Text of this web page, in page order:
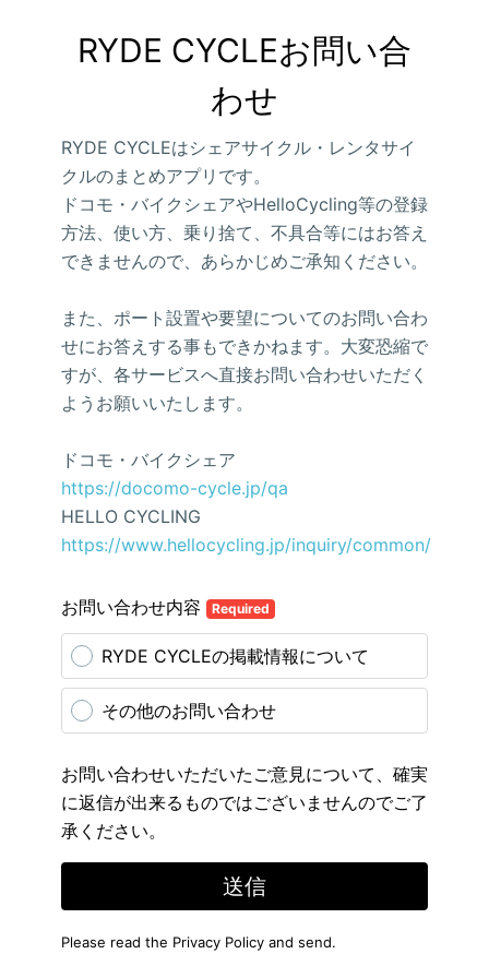
RYDE CYCLEお問い合
わせ
RYDE CYCLEはシェアサイクル・レンタサイ
クルのまとめアプリです。
ドコモ・バイクシェアやHelloCycling等の登録
方法、使い方、乗り捨て、不具合等にはお答え
できませんので、あらかじめご承知ください。
また、ポート設置や要望についてのお問い合わ
せにお答えする事もできかねます。大変恐縮で
すが、各サービスへ直接お問い合わせいただく
ようお願いいたします。
ドコモ・バイクシェア
https://docomo-cycle.jp/qa
HELLO CYCLING
https://www.hellocycling.jp/inquiry/common/
お問い合わせ内容 Required
RYDE CYCLEの掲載情報について
その他のお問い合わせ
お問い合わせいただいたご意見について、確実
に返信が出来るものではございませんのでご了
承ください。
送信
Please read the Privacy Policy and send.